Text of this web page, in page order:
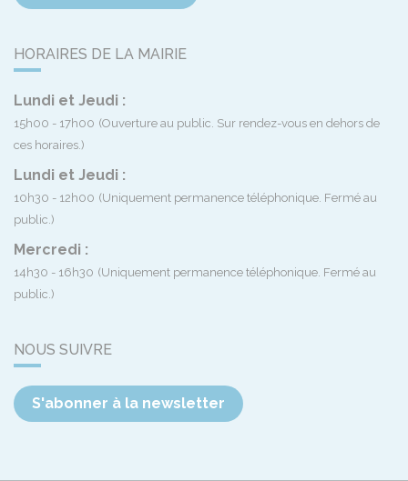
HORAIRES DE LA MAIRIE
Lundi et Jeudi :
15h00 - 17h00 (Ouverture au public. Sur rendez-vous en dehors de
ces horaires.)
Lundi et Jeudi :
10h30 - 12h00 (Uniquement permanence téléphonique. Fermé au
public.)
Mercredi :
14h30 - 16h30 (Uniquement permanence téléphonique. Fermé au
public.)
NOUS SUIVRE
S'abonner à la newsletter